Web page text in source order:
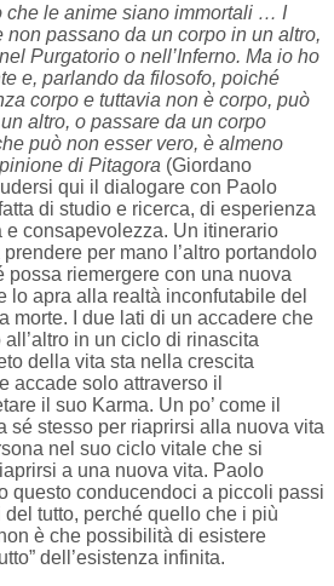
che le anime siano immortali … I
passano da un corpo in un altro,
Purgatorio o nell’Inferno. Ma io ho
e, parlando da filosofo, poiché
corpo e tuttavia non è corpo, può
altro, o passare da un corpo
può non esser vero, è almeno
di Pitagora (Giordano
qui il dialogare con Paolo
di studio e ricerca, di esperienza
e consapevolezza. Un itinerario
per mano l’altro portandolo
possa riemergere con una nuova
lo apra alla realtà inconfutabile del
morte. I due lati di un accadere che
in un ciclo di rinascita
della vita sta nella crescita
accade solo attraverso il
il suo Karma. Un po’ come il
sé stesso per riaprirsi alla nuova vita
nel suo ciclo vitale che si
a una nuova vita. Paolo
questo conducendoci a piccoli passi
tutto, perché quello che i più
è che possibilità di esistere
dell’esistenza infinita.